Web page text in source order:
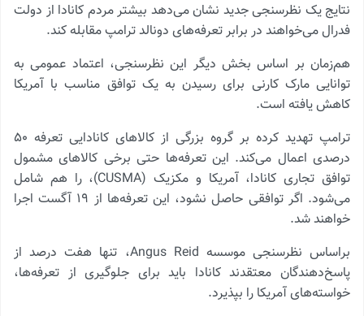
نتایج یک نظرسنجی جدید نشان می‌دهد بیشتر مردم کانادا از دولت
فدرال می‌خواهند در برابر تعرفه‌های دونالد ترامپ مقابله کند.
هم‌زمان بر اساس بخش دیگر این نظرسنجی، اعتماد عمومی به
توانایی مارک کارنی برای رسیدن به یک توافق مناسب با آمریکا
کاهش یافته است.
ترامپ تهدید کرده بر گروه بزرگی از کالاهای کانادایی تعرفه ۵۰
درصدی اعمال می‌کند. این تعرفه‌ها حتی برخی کالاهای مشمول
توافق تجاری کانادا، آمریکا و مکزیک (CUSMA)، را هم شامل
می‌شود. اگر توافقی حاصل نشود، این تعرفه‌ها از ۱۹ آگست اجرا
خواهند شد.
براساس نظرسنجی موسسه Angus Reid، تنها هفت درصد از
پاسخ‌دهندگان معتقدند کانادا باید برای جلوگیری از تعرفه‌ها،
خواسته‌های آمریکا را بپذیرد.